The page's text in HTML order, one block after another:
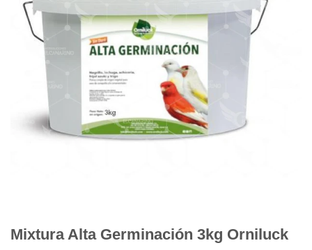
Mixtura Alta Germinación 3kg Orniluck